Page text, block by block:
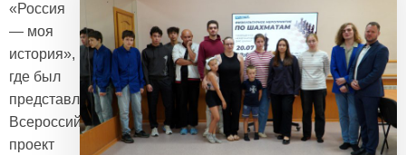
«Россия
— моя
история»,
где был
представлен
Всероссийский
проект